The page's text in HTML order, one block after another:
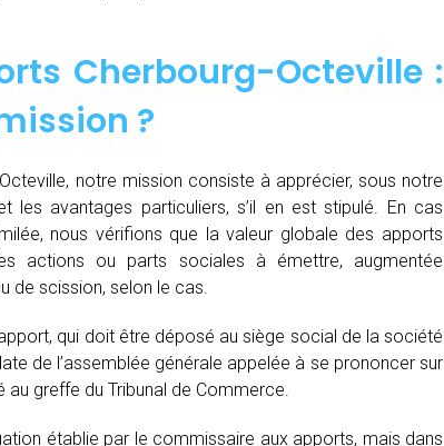
Cherbourg-Octeville :
?
notre mission consiste à apprécier, sous notre
les avantages particuliers, s’il en est stipulé. En cas
nous vérifions que la valeur globale des apports
actions ou parts sociales à émettre, augmentée
de scission, selon le cas.
qui doit être déposé au siège social de la société
de l’assemblée générale appelée à se prononcer sur
greffe du Tribunal de Commerce.
établie par le commissaire aux apports, mais dans